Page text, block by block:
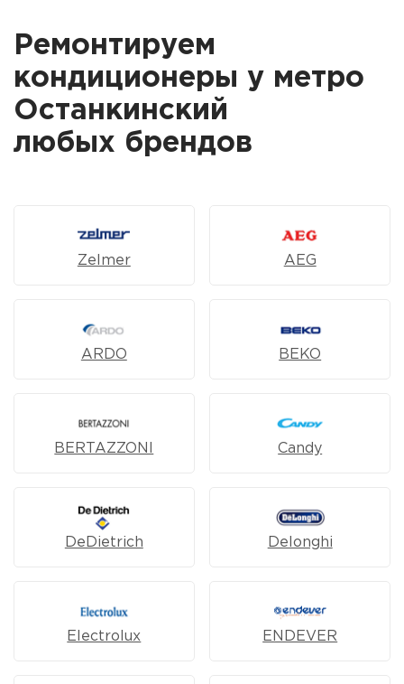
Ремонтируем
кондиционеры у метро
Останкинский
любых брендов
Zelmer AEG
ARDO BEKO
BERTAZZONI Candy
DeDietrich Delonghi
Electrolux ENDEVER